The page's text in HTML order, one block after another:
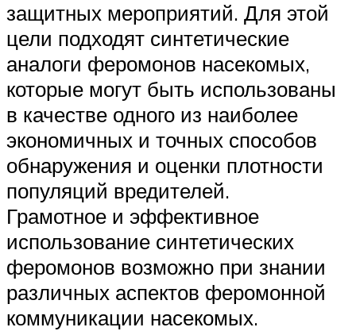
защитных мероприятий. Для этой
цели подходят синтетические
аналоги феромонов насекомых,
которые могут быть использованы
в качестве одного из наиболее
экономичных и точных способов
обнаружения и оценки плотности
популяций вредителей.
Грамотное и эффективное
использование синтетических
феромонов возможно при знании
различных аспектов феромонной
коммуникации насекомых.